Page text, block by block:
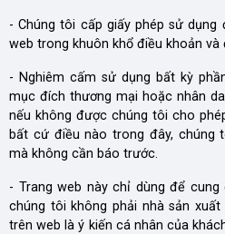
- Chúng tôi cấp giấy phép sử
web trong khuôn khổ điều khoản và
- Nghiêm cấm sử dụng bất kỳ
mục đích thương mại hoặc nhân
nếu không được chúng tôi cho
bất cứ điều nào trong đây, chúng
mà không cần báo trước.
- Trang web này chỉ dùng để
chúng tôi không phải nhà sản
trên web là ý kiến cá nhân của